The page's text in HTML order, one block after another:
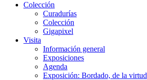
Colección
Curadurías
Colección
Gigapixel
Visita
Información general
Exposiciones
Agenda
Exposición: Bordado, de la virtud